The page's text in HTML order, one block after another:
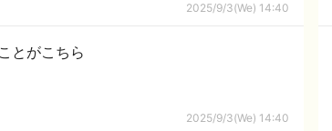
2025/9/3(We) 14:40
とがこちら
2025/9/3(We) 14:40